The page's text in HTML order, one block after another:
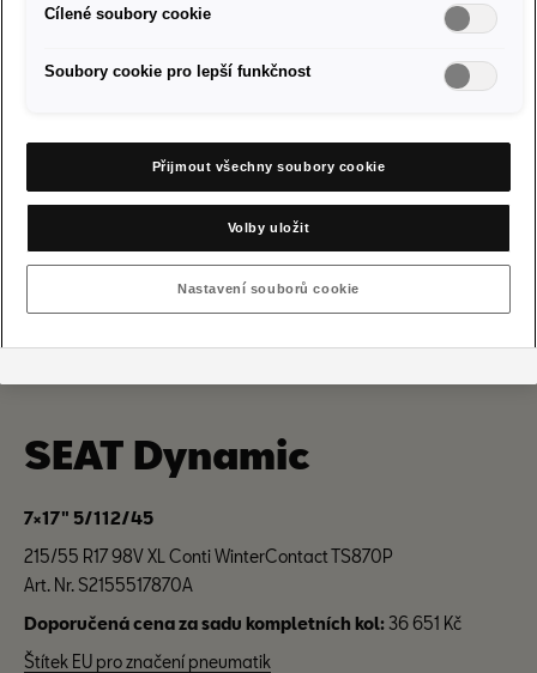
Partneři SEAT ve vašem okolí
SEAT Dynamic
7×17" 5/112/45
215/55 R17 98V XL Conti WinterContact TS870P
Art. Nr. S2155517870A
Doporučená cena za sadu kompletních kol:36 651 Kč
Štítek EU pro značení pneumatik
Cílené soubory cookie
Soubory cookie pro lepší funkčnost
Přijmout všechny soubory cookie
Volby uložit
Nastavení souborů cookie